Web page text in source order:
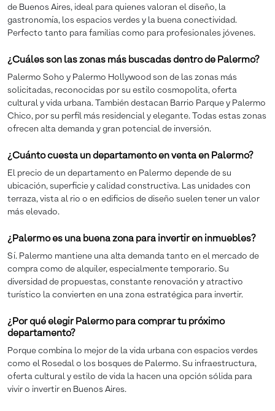
de Buenos Aires, ideal para quienes valoran el diseño, la
gastronomía, los espacios verdes y la buena conectividad.
Perfecto tanto para familias como para profesionales jóvenes.
¿Cuáles son las zonas más buscadas dentro de Palermo?
Palermo Soho y Palermo Hollywood son de las zonas más
solicitadas, reconocidas por su estilo cosmopolita, oferta
cultural y vida urbana. También destacan Barrio Parque y Palermo
Chico, por su perfil más residencial y elegante. Todas estas zonas
ofrecen alta demanda y gran potencial de inversión.
¿Cuánto cuesta un departamento en venta en Palermo?
El precio de un departamento en Palermo depende de su
ubicación, superficie y calidad constructiva. Las unidades con
terraza, vista al rio o en edificios de diseño suelen tener un valor
más elevado.
¿Palermo es una buena zona para invertir en inmuebles?
Sí. Palermo mantiene una alta demanda tanto en el mercado de
compra como de alquiler, especialmente temporario. Su
diversidad de propuestas, constante renovación y atractivo
turístico la convierten en una zona estratégica para invertir.
¿Por qué elegir Palermo para comprar tu próximo
departamento?
Porque combina lo mejor de la vida urbana con espacios verdes
como el Rosedal o los bosques de Palermo. Su infraestructura,
oferta cultural y estilo de vida la hacen una opción sólida para
vivir o invertir en Buenos Aires.